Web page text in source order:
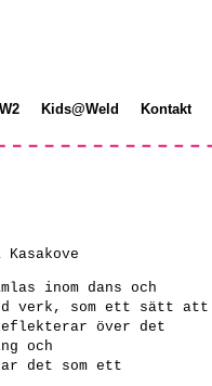
W2 Kids@Weld Kontakt
inom dans och
verk, som ett sätt att
över det
och
det som ett